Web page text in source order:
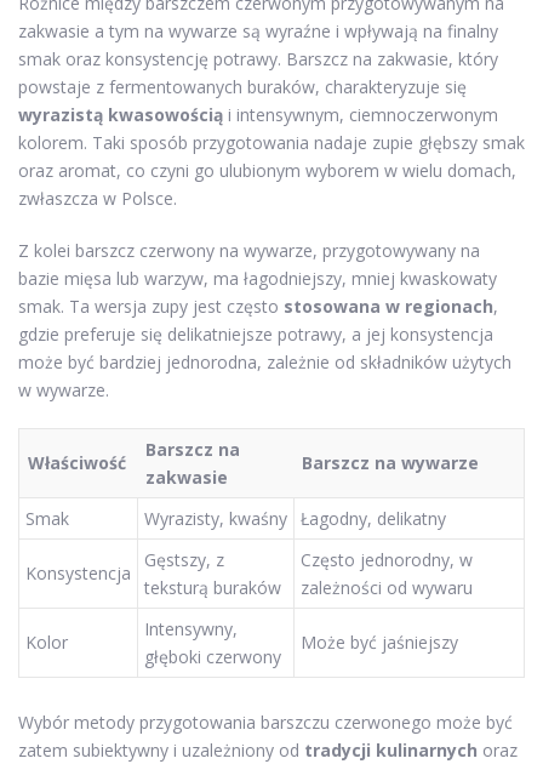
zakwasie a tym na wywarze są wyraźne i wpływają na finalny
smak oraz konsystencję potrawy. Barszcz na zakwasie, który
powstaje z fermentowanych buraków, charakteryzuje się
wyrazistą kwasowością i intensywnym, ciemnoczerwonym
kolorem. Taki sposób przygotowania nadaje zupie głębszy smak
oraz aromat, co czyni go ulubionym wyborem w wielu domach,
zwłaszcza w Polsce.
Z kolei barszcz czerwony na wywarze, przygotowywany na
bazie mięsa lub warzyw, ma łagodniejszy, mniej kwaskowaty
smak. Ta wersja zupy jest często stosowana w regionach,
gdzie preferuje się delikatniejsze potrawy, a jej konsystencja
może być bardziej jednorodna, zależnie od składników użytych
w wywarze.
Właściwość
Barszcz na
zakwasie
Barszcz na wywarze
Smak Wyrazisty, kwaśny Łagodny, delikatny
Konsystencja
Gęstszy, z
teksturą buraków
Często jednorodny, w
zależności od wywaru
Kolor
Intensywny,
głęboki czerwony
Może być jaśniejszy
Wybór metody przygotowania barszczu czerwonego może być
zatem subiektywny i uzależniony od tradycji kulinarnych oraz